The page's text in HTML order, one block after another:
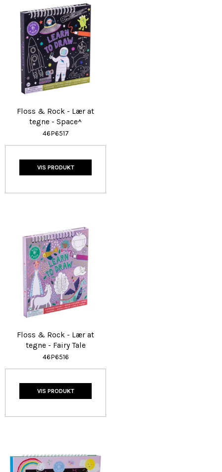
Floss & Rock - Lær at
tegne - Space^
46P6517
VIS PRODUKT
Floss & Rock - Lær at
tegne - Fairy Tale
46P6516
VIS PRODUKT